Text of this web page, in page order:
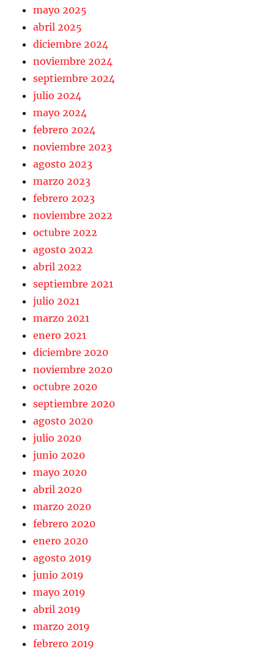
mayo 2025
abril 2025
diciembre 2024
noviembre 2024
septiembre 2024
julio 2024
mayo 2024
febrero 2024
noviembre 2023
agosto 2023
marzo 2023
febrero 2023
noviembre 2022
octubre 2022
agosto 2022
abril 2022
septiembre 2021
julio 2021
marzo 2021
enero 2021
diciembre 2020
noviembre 2020
octubre 2020
septiembre 2020
agosto 2020
julio 2020
junio 2020
mayo 2020
abril 2020
marzo 2020
febrero 2020
enero 2020
agosto 2019
junio 2019
mayo 2019
abril 2019
marzo 2019
febrero 2019